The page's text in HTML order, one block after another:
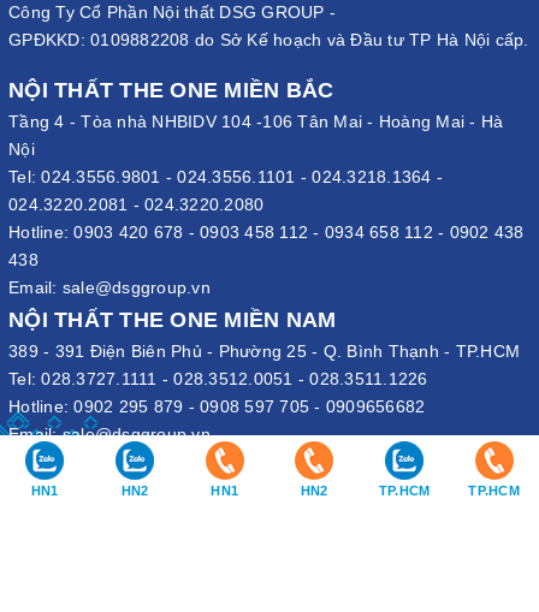
Công Ty Cổ Phần Nội thất DSG GROUP -
GPĐKKD: 0109882208 do Sở Kế hoạch và Đầu tư TP Hà Nội cấp.
NỘI THẤT THE ONE MIỀN BẮC
Tầng 4 - Tòa nhà NHBIDV 104 -106 Tân Mai - Hoàng Mai - Hà
Nội
Tel:024.3556.9801 -024.3556.1101 -024.3218.1364 -
024.3220.2081 - 024.3220.2080
Hotline:0903 420 678 - 0903 458 112 - 0934 658 112 - 0902 438
438
Email: sale@dsggroup.vn
NỘI THẤT THE ONE MIỀN NAM
389 - 391 Điện Biên Phủ - Phường 25 - Q. Bình Thạnh - TP.HCM
Tel:028.3727.1111 -028.3512.0051 -028.3511.1226
Hotline:0902 295 879 - 0908 597 705 - 0909656682
Email:sale@dsggroup.vn
VĂN PHÒNG TẬP ĐOÀN
109 Trần Hưng Đạo - P. Cửa Nam - Q. Hoàn Kiếm - Hà Nội
HN1 HN2 HN1 HN2 TP.HCM TP.HCM